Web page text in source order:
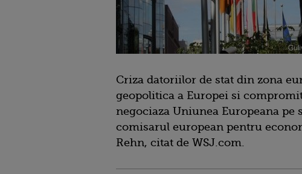
Criza datoriilor de stat din zona
geopolitica a Europei si
negociaza Uniunea Europeana pe
comisarul european pentru
Rehn, citat de WSJ.com.